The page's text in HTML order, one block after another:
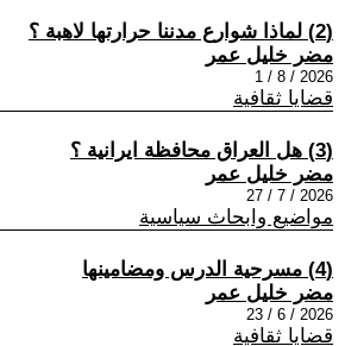
(2) لماذا شوارع مدننا حرارتها لاهبة ؟
مضر خليل عمر
2026 / 8 / 1
قضايا ثقافية
(3) هل العراق محافظة ايرانية ؟
مضر خليل عمر
2026 / 7 / 27
مواضيع وابحاث سياسية
(4) مسرحية الدرس ومضامينها
مضر خليل عمر
2026 / 6 / 23
قضايا ثقافية